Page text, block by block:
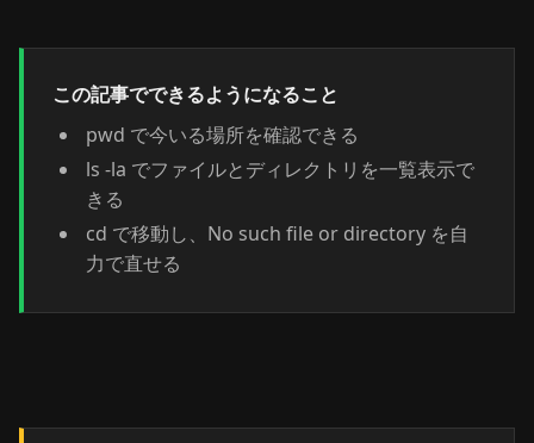
この記事でできるようになること
pwd で今いる場所を確認できる
ls -la でファイルとディレクトリを一覧表示で
きる
cd で移動し、No such file or directory を自
力で直せる